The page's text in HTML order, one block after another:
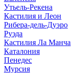
Утьель-Рекена
Кастилия и Леон
Рибера-дель-Дуэро
Руэда
Кастилия Ла Манча
Каталония
Пенедес
Мурсия